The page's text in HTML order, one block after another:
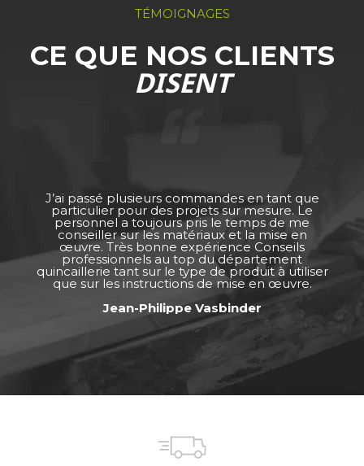
TÉMOIGNAGES
CE QUE NOS CLIENTS
DISENT
J’ai passé plusieurs commandes en tant que
particulier pour des projets sur mesure. Le
personnel a toujours pris le temps de me
conseiller sur les matériaux et la mise en
œuvre. Très bonne expérience Conseils
professionnels au top du département
quincaillerie tant sur le type de produit à utiliser
que sur les instructions de mise en œuvre.
Jean-Philippe Vasbinder